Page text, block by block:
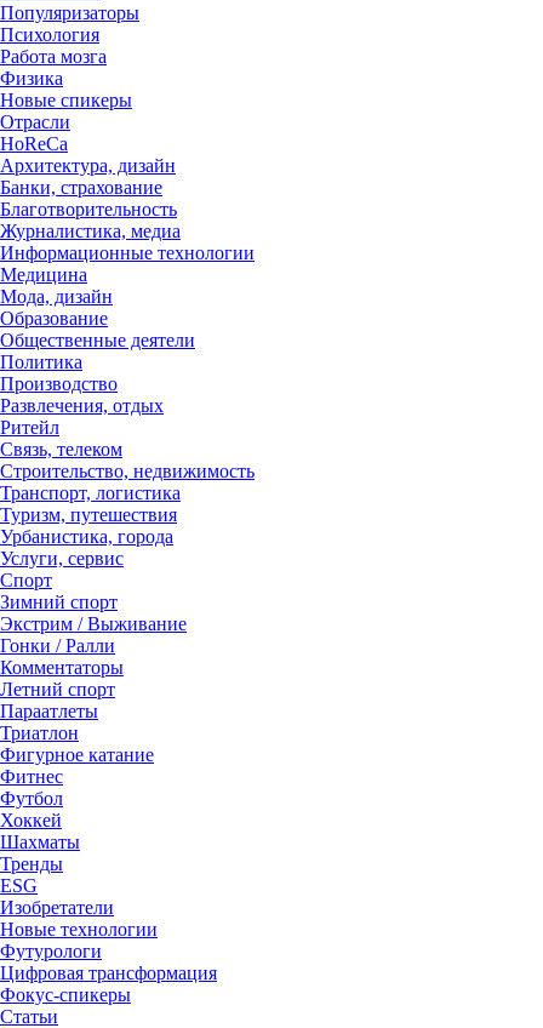
Популяризаторы
Психология
Работа мозга
Физика
Новые спикеры
Отрасли
HoReCa
Архитектура, дизайн
Банки, страхование
Благотворительность
Журналистика, медиа
Информационные технологии
Медицина
Мода, дизайн
Образование
Общественные деятели
Политика
Производство
Развлечения, отдых
Ритейл
Связь, телеком
Строительство, недвижимость
Транспорт, логистика
Туризм, путешествия
Урбанистика, города
Услуги, сервис
Спорт
Зимний спорт
Экстрим / Выживание
Гонки / Ралли
Комментаторы
Летний спорт
Параатлеты
Триатлон
Фигурное катание
Фитнес
Футбол
Хоккей
Шахматы
Тренды
ESG
Изобретатели
Новые технологии
Футурологи
Цифровая трансформация
Фокус-спикеры
Статьи